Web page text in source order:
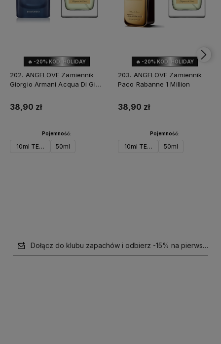
🔥 -20% KOD: HOLIDAY
202. ANGELOVE Zamiennik
Giorgio Armani Acqua Di Gio
38,90 zł
Pojemność:
10ml TESTER 50ml
🔥 -20% KOD: HOLIDAY
203. ANGELOVE Zamiennik
Paco Rabanne 1 Million
38,90 zł
Pojemność:
10ml TESTER 50ml
Dołącz do klubu zapachów i odbierz -15% na pierwsze